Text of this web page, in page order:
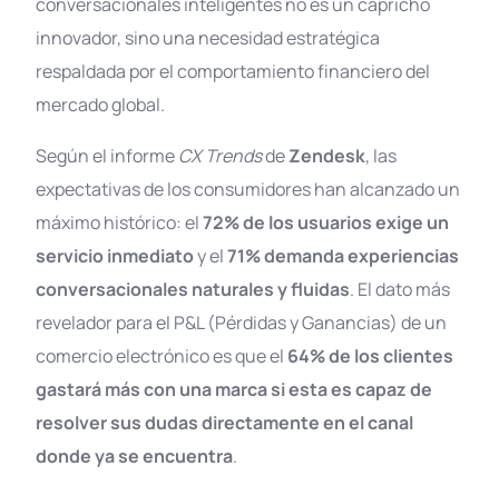
innovador, sino una necesidad estratégica
respaldada por el comportamiento financiero del
mercado global.
Según el informeCX TrendsdeZendesk, las
expectativas de los consumidores han alcanzado un
máximo histórico: el72% de los usuarios exige un
servicio inmediatoy el71% demanda experiencias
conversacionales naturales y fluidas. El dato más
revelador para el P&L (Pérdidas y Ganancias) de un
comercio electrónico es que el 64% de los clientes
gastará más con una marca si esta es capaz de
resolver sus dudas directamente en el canal
donde ya se encuentra.